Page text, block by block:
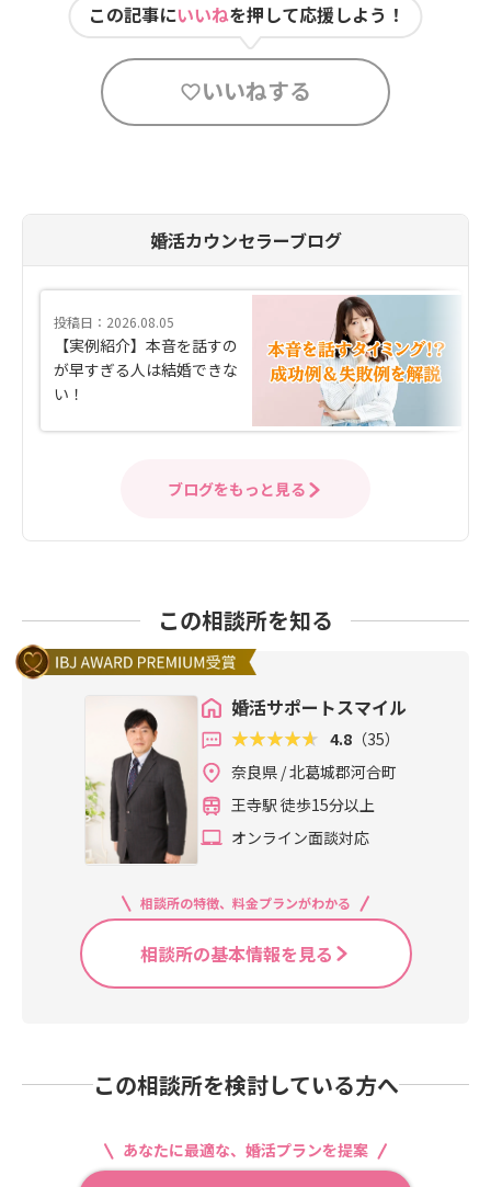
この記事にいいねを押して応援しよう！
いいねする
婚活カウンセラーブログ
投稿日：2026.08.05
【実例紹介】本音を話すの
が早すぎる人は結婚できな
い！
ブログをもっと見る
この相談所を知る
婚活サポートスマイル
4.8 （35）
奈良県 / 北葛城郡河合町
王寺駅 徒歩15分以上
オンライン面談対応
相談所の特徴、料金プランがわかる
相談所の基本情報を見る
この相談所を検討している方へ
あなたに最適な、婚活プランを提案